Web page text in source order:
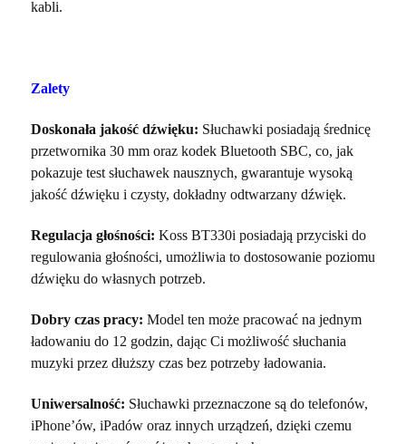
kabli.
Zalety
Doskonała jakość dźwięku: Słuchawki posiadają średnicę
przetwornika 30 mm oraz kodek Bluetooth SBC, co, jak
pokazuje test słuchawek nausznych, gwarantuje wysoką
jakość dźwięku i czysty, dokładny odtwarzany dźwięk.
Regulacja głośności: Koss BT330i posiadają przyciski do
regulowania głośności, umożliwia to dostosowanie poziomu
dźwięku do własnych potrzeb.
Dobry czas pracy: Model ten może pracować na jednym
ładowaniu do 12 godzin, dając Ci możliwość słuchania
muzyki przez dłuższy czas bez potrzeby ładowania.
Uniwersalność: Słuchawki przeznaczone są do telefonów,
iPhone’ów, iPadów oraz innych urządzeń, dzięki czemu